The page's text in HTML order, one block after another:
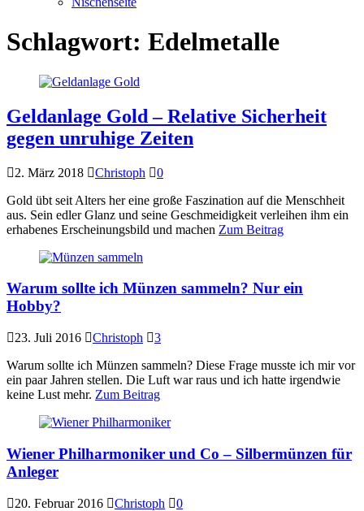
Schlagwort: Edelmetalle
Geldanlage Gold – Relative Sicherheit
gegen unruhige Zeiten
2. März 2018 Christoph
0
Gold übt seit Alters her eine große Faszination auf die Menschheit
aus. Sein edler Glanz und seine Geschmeidigkeit verleihen ihm ein
erhabenes Erscheinungsbild und machen Zum Beitrag
Warum sollte ich Münzen sammeln? Nur ein
Hobby?
23. Juli 2016 Christoph
3
Warum sollte ich Münzen sammeln? Diese Frage musste ich mir vor
ein paar Jahren stellen. Die Luft war raus und ich hatte irgendwie
keine Lust mehr. Zum Beitrag
Wiener Philharmoniker und Co – Silbermünzen für
Anleger
20. Februar 2016 Christoph
0